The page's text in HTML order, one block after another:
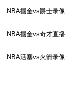
NBA掘金vs爵士录像
NBA掘金vs奇才直播
NBA活塞vs火箭录像